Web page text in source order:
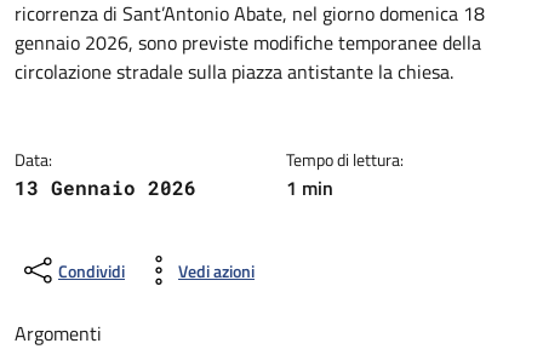
ricorrenza di Sant’Antonio Abate, nel giorno domenica 18
gennaio 2026, sono previste modifiche temporanee della
circolazione stradale sulla piazza antistante la chiesa.
Data:
13 Gennaio 2026
Tempo di lettura:
1 min
Condividi Vedi azioni
Argomenti